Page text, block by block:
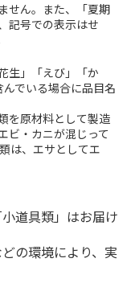
せん。また、「夏期
記号での表示はせ
生」「えび」「か
でいる場合に品目名
を原材料として製造
ビ・カニが混じって
は、エサとしてエ
道具類」はお届け
の環境により、実